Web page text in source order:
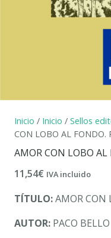
Inicio / Inicio / Sellos
CON LOBO AL FONDO.
AMOR CON LOBO AL
11,54€ IVA incluido
TÍTULO:AMOR CON
AUTOR: PACO BELLO